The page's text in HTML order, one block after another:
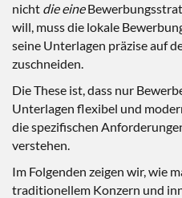
nicht die eine
will, muss die lokale
seine Unterlagen präzise auf
zuschneiden.
Die These ist, dass nur
Unterlagen flexibel und
die spezifischen
verstehen.
Im Folgenden zeigen wir, wie
traditionellem Konzern und